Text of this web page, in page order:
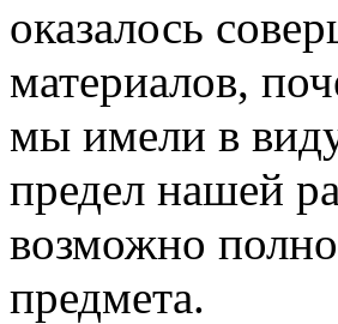
оказалось
материалов,
мы имели в
предел нашей
возможно
предмета.